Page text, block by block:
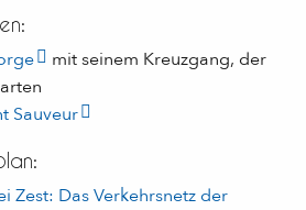
mit seinem Kreuzgang, der
Sauveur
Zest: Das Verkehrsnetz der